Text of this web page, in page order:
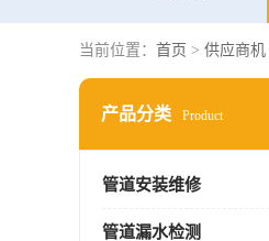
当前位置： 首页 > 供应商机
产品分类 Product
管道安装维修
管道漏水检测